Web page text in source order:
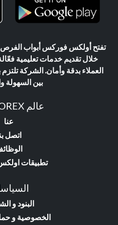
تفتح أولكس فوركس أبواب الفرص
خلال تقديم خدمات تعليمية
العملاء بدقة وأمان. الشركة
بين السهولة
عالم OLXFOREX
عنا
اتصل
تطبيقات
البنود و
الخصوصية و